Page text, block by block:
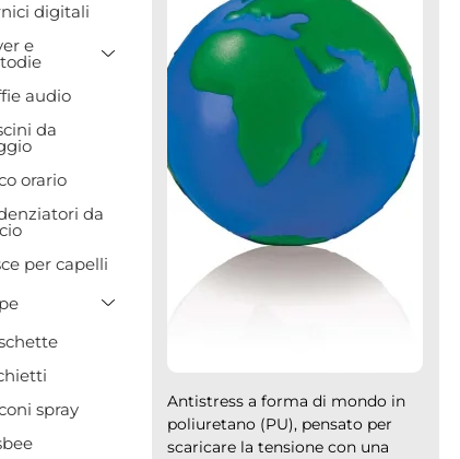
digitali
e
Toggle Dropdown
audio
da
orario
da
per capelli
Toggle Dropdown
spray
Antistress a forma di mondo in
poliuretano (PU), pensato per
scaricare la tensione con una